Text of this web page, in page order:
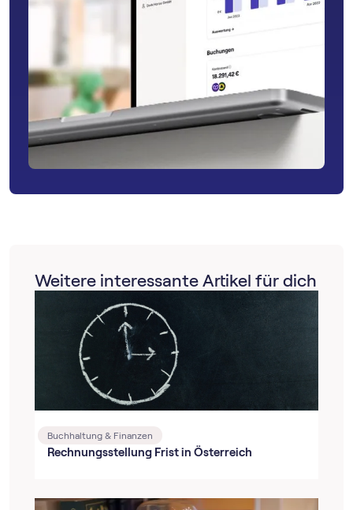
Weitere interessante Artikel für dich
Buchhaltung & Finanzen
Rechnungsstellung Frist in Österreich